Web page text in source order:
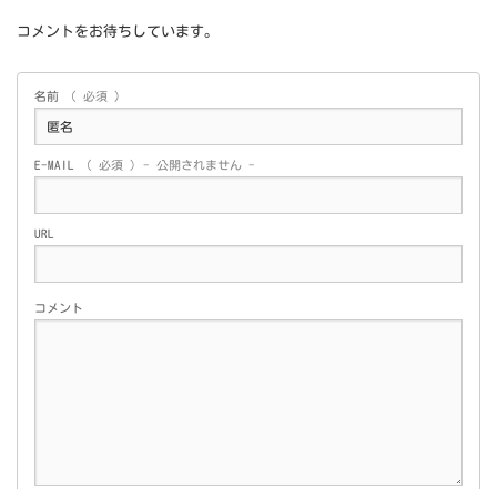
コメントをお待ちしています。
名前 ( 必須 )
E-MAIL ( 必須 ) - 公開されません -
URL
コメント